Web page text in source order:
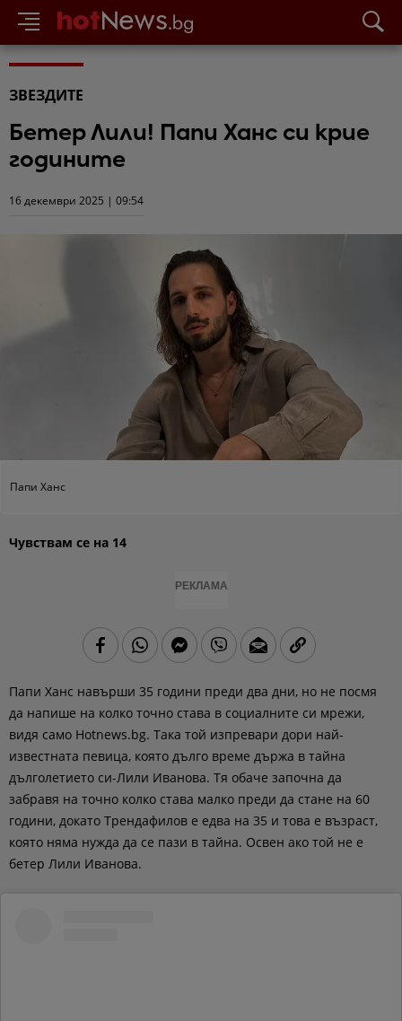
ЗВЕЗДИТЕ
Бетер Лили! Папи Ханс си крие
годините
16 декември 2025 | 09:54
Папи Ханс
Чувствам се на 14
РЕКЛАМА
Папи Ханс навърши 35 години преди два дни, но не посмя
да напише на колко точно става в социалните си мрежи,
видя само Hotnews.bg. Така той изпревари дори най-
известната певица, която дълго време държа в тайна
дълголетието си-Лили Иванова. Тя обаче започна да
забравя на точно колко става малко преди да стане на 60
години, докато Трендафилов е едва на 35 и това е възраст,
която няма нужда да се пази в тайна. Освен ако той не е
бетер Лили Иванова.